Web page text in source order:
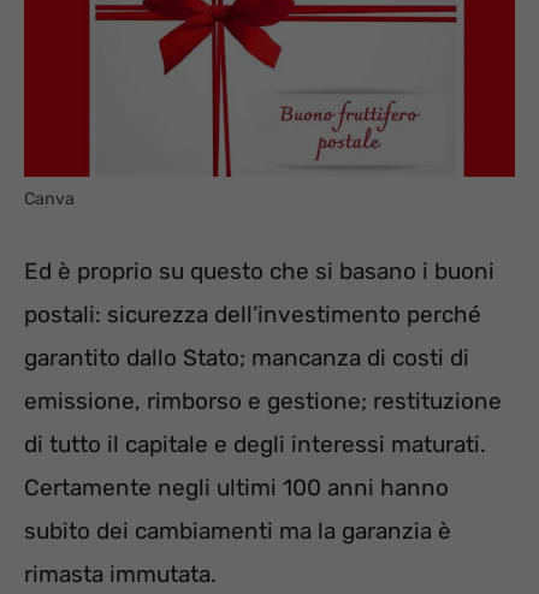
Canva
Ed è proprio su questo che si basano i buoni
postali: sicurezza dell’investimento perché
garantito dallo Stato; mancanza di costi di
emissione, rimborso e gestione; restituzione
di tutto il capitale e degli interessi maturati.
Certamente negli ultimi 100 anni hanno
subito dei cambiamenti ma la garanzia è
rimasta immutata.